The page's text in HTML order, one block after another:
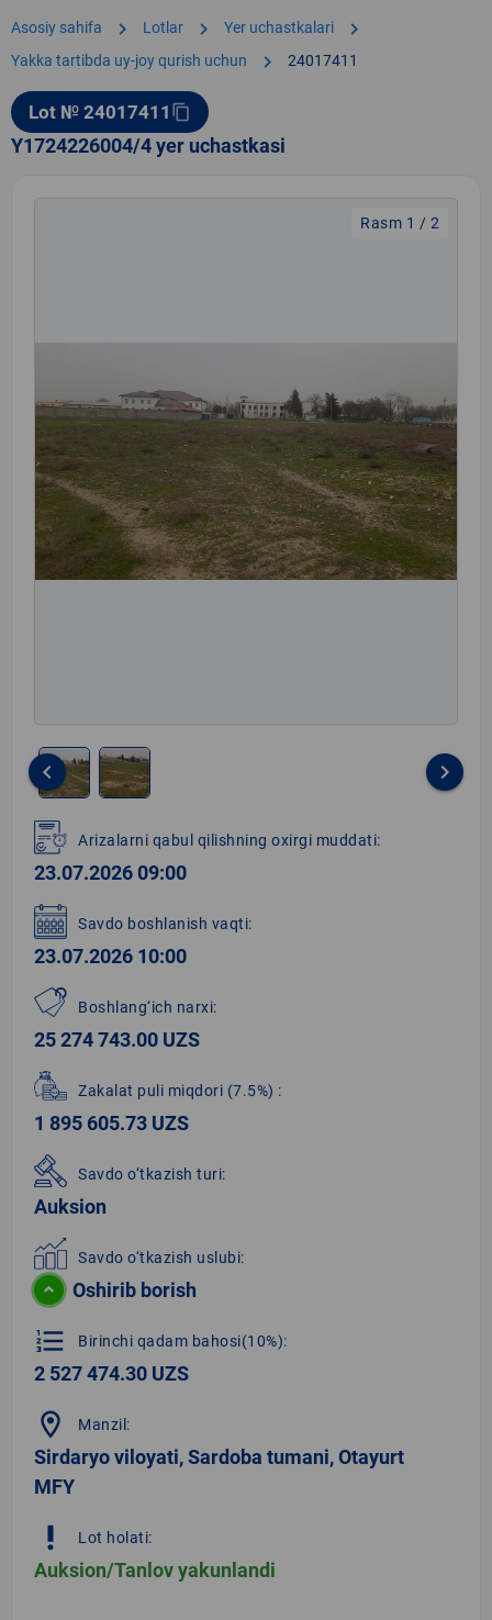
Asosiy sahifa chevron_right Lotlar chevron_right Yer uchastkalari chevron_right
Yakka tartibda uy-joy qurish uchun chevron_right 24017411
Lot № 24017411 content_copy
Y1724226004/4 yer uchastkasi
Rasm 1 / 2
1
of
2
keyboard_arrow_left keyboard_arrow_right
Arizalarni qabul qilishning oxirgi muddati:
23.07.2026 09:00
Savdo boshlanish vaqti:
23.07.2026 10:00
Boshlang‘ich narxi:
25 274 743.00 UZS
Zakalat puli miqdori (7.5%) :
1 895 605.73 UZS
Savdo o‘tkazish turi:
Auksion
Savdo o‘tkazish uslubi:
Oshirib borish
format_list_numbered Birinchi qadam bahosi(10%):
2 527 474.30 UZS
location_on Manzil:
Sirdaryo viloyati, Sardoba tumani, Otayurt
MFY
priority_high Lot holati:
Auksion/Tanlov yakunlandi